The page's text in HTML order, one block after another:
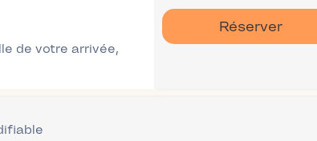
de votre arrivée,
Réserver